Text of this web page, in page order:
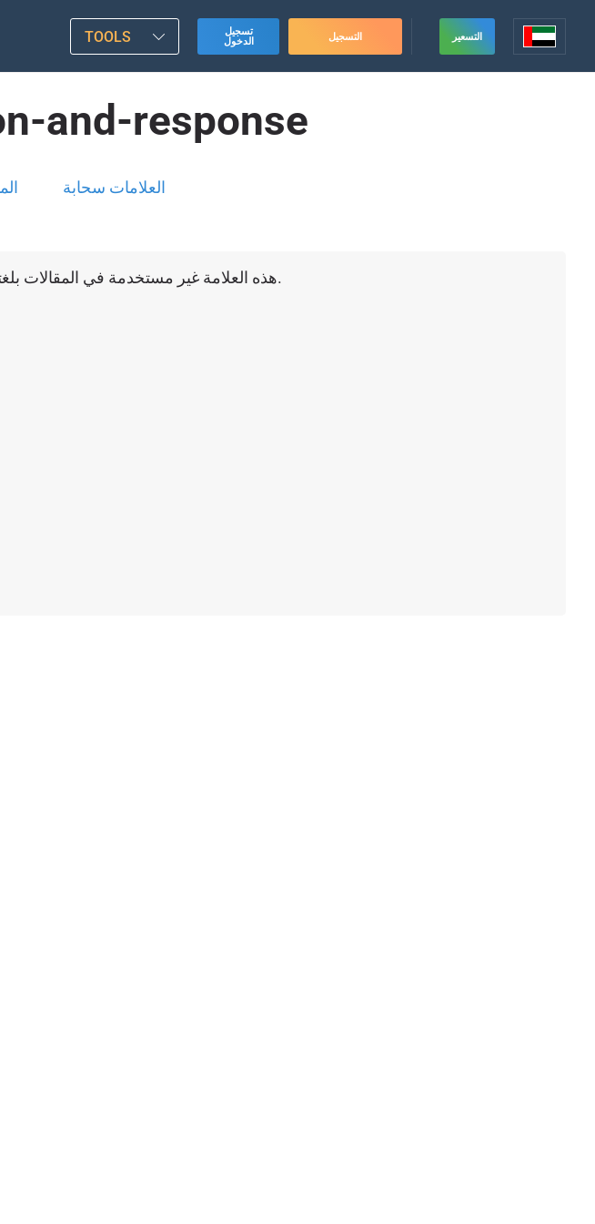
TOOLS
تسجيل
الدخول
التسجيل التسعير
and-response
العلامات سحابة